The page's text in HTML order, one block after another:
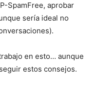
SpamFree, aprobar
sería ideal no
en esto… aunque
estos consejos.